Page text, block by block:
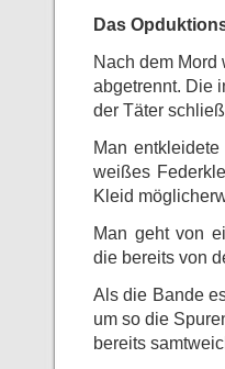
Das
Nach dem Mord
abgetrennt. Die
der Täter
Man
weißes
Kleid
Man geht von
die bereits von
Als die Bande
um so die
bereits